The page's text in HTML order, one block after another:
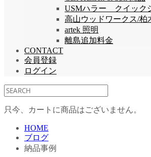
USMハラー クイック
高山ウッドワークス/
artek 照明
離島追加料金
CONTACT
会員登録
ログイン
只今、カートに商品はございません。
HOME
ブログ
納品事例